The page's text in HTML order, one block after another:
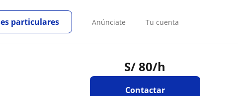
Anúnciate Tu cuenta
particulares
S/80/h
Contactar